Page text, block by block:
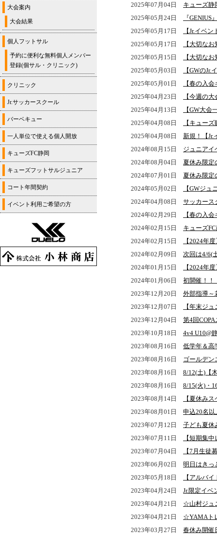
2025年07月04日 キューズ静
2025年05月24日
『GENIUS
2025年05月17日
【Jr.イベ
2025年05月17日
【大切な
2025年05月15日
【大切な
2025年05月03日
【GWの
2025年05月01日
【春の入
2025年04月23日
【今週の
2025年04月13日
【GW大会
2025年04月08日
【キュー
2025年04月08日 新規！【Jr.
2024年08月15日 ジュニアイ
2024年08月04日 夏休み限定
2024年07月01日 夏休み限定
2024年05月02日
【GWジュ
2024年04月08日 サッカース
2024年02月29日
【春の入
2024年02月15日 キューズ
2024年02月15日
【2024年
2024年02月09日 次回は4/6(
2024年01月15日
【2024年
2024年01月06日 初開催！！
2023年12月20日 外部指導～
2023年12月07日
【年末ジ
2023年12月04日 第4回
2023年10月18日 4v4 U10@
2023年08月16日 低学年＆高
2023年08月16日
ゴールデ
2023年08月16日 8/12(土)【
2023年08月16日 8/15(火)・
2023年08月14日
【夏休み
2023年08月01日 申込20名以
2023年07月12日 子ども夏
2023年07月11日
【短期集
2023年07月04日
【7月生
2023年06月02日 明日はきっ
2023年05月18日
【アルバ
2023年04月24日 Jr.限定イベ
2023年04月21日 ☆山村ジュ
2023年04月21日 ☆YAMAト
2023年03月27日 春休み開
大会案内
大会結果
個人フットサル
予約に便利な無料個人メンバー
登録(個サル・クリニック)
クリニック
Jr.サッカースクール
バーベキュー
一人単位で使える個人開放
キューズFC静岡
キューズフットサルジュニア
コート年間契約
イベント利用ご希望の方